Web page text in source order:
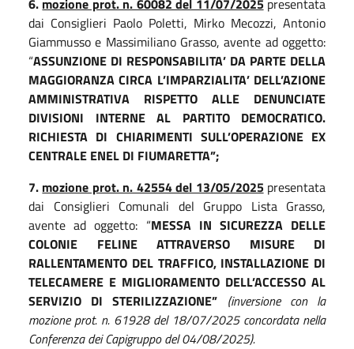
dai Consiglieri Paolo Poletti, Mirko Mecozzi, Antonio
Giammusso e Massimiliano Grasso, avente ad oggetto:
“ASSUNZIONE DI RESPONSABILITA’ DA PARTE DELLA
MAGGIORANZA CIRCA L’IMPARZIALITA’ DELL’AZIONE
AMMINISTRATIVA RISPETTO ALLE DENUNCIATE
DIVISIONI INTERNE AL PARTITO DEMOCRATICO.
RICHIESTA DI CHIARIMENTI SULL’OPERAZIONE EX
CENTRALE ENEL DI FIUMARETTA”;
7. mozione prot. n. 42554 del 13/05/2025presentata
dai Consiglieri Comunali del Gruppo Lista Grasso,
avente ad oggetto: “MESSA IN SICUREZZA DELLE
COLONIE FELINE ATTRAVERSO MISURE DI
RALLENTAMENTO DEL TRAFFICO, INSTALLAZIONE DI
TELECAMERE E MIGLIORAMENTO DELL’ACCESSO AL
SERVIZIO DI STERILIZZAZIONE” (inversione con la
mozione prot. n. 61928 del 18/07/2025 concordata nella
Conferenza dei Capigruppo del 04/08/2025).